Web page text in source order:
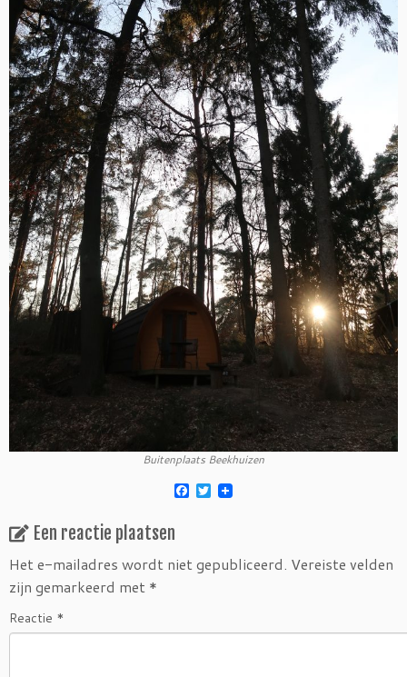
Buitenplaats Beekhuizen
F
o
T
w
e
r
Een reactie plaatsen
Het e-mailadres wordt niet gepubliceerd. Vereiste velden
zijn gemarkeerd met *
Reactie *